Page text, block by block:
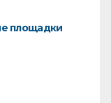
площадки